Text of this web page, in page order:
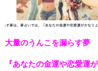
大量のうんこを漏らす夢
『あなたの金運や恋愛運